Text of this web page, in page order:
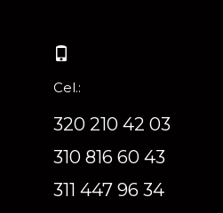
Cel.:
320 210 42 03
310 816 60 43
311 447 96 34